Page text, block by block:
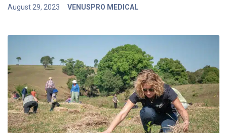
August 29, 2023 VENUSPRO MEDICAL